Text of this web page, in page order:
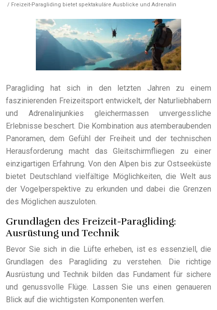
/ Freizeit-Paragliding bietet spektakuläre Ausblicke und Adrenalin
Paragliding hat sich in den letzten Jahren zu einem
faszinierenden Freizeitsport entwickelt, der Naturliebhabern
und Adrenalinjunkies gleichermassen unvergessliche
Erlebnisse beschert. Die Kombination aus atemberaubenden
Panoramen, dem Gefühl der Freiheit und der technischen
Herausforderung macht das Gleitschirmfliegen zu einer
einzigartigen Erfahrung. Von den Alpen bis zur Ostseeküste
bietet Deutschland vielfältige Möglichkeiten, die Welt aus
der Vogelperspektive zu erkunden und dabei die Grenzen
des Möglichen auszuloten.
Grundlagen des Freizeit-Paragliding:
Ausrüstung und Technik
Bevor Sie sich in die Lüfte erheben, ist es essenziell, die
Grundlagen des Paragliding zu verstehen. Die richtige
Ausrüstung und Technik bilden das Fundament für sichere
und genussvolle Flüge. Lassen Sie uns einen genaueren
Blick auf die wichtigsten Komponenten werfen.